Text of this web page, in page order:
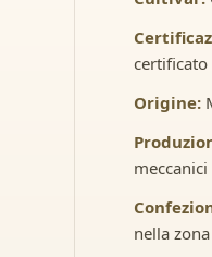
certificato
Origine:
meccanici
nella